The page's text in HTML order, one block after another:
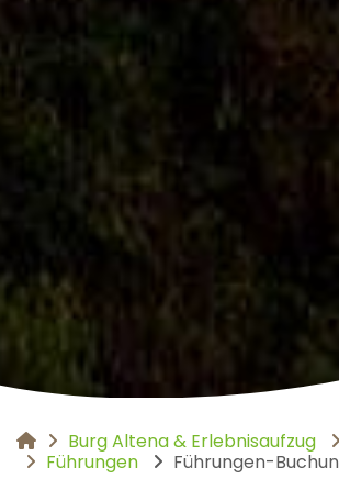
You are here:
Burg Altena & Erlebnisaufzug
Führungen
Führungen-